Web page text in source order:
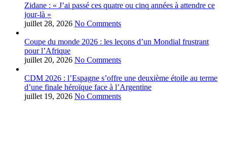
Zidane : « J’ai passé ces quatre ou cinq années à attendre ce
jour-là »
juillet 28, 2026 No Comments
Coupe du monde 2026 : les leçons d’un Mondial frustrant
pour l’Afrique
juillet 20, 2026 No Comments
CDM 2026 : l’Espagne s’offre une deuxième étoile au terme
d’une finale héroïque face à l’Argentine
juillet 19, 2026 No Comments